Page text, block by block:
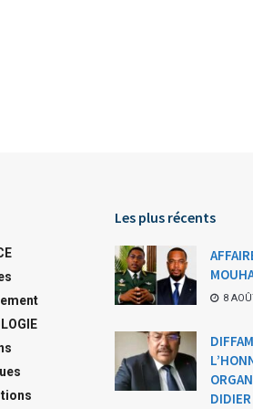
Les plus récents
8